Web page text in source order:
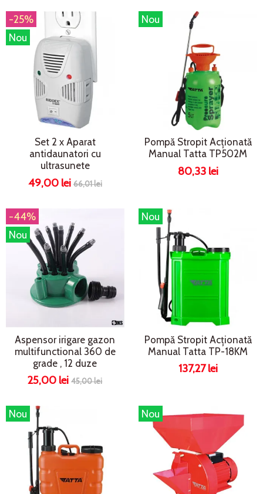
-25%
Nou
Set 2 x Aparat
antidaunatori cu
ultrasunete
49,00 lei 66,01 lei
Nou
Pompă Stropit Acționată
Manual Tatta TP502M
80,33 lei
-44%
Nou
Aspensor irigare gazon
multifunctional 360 de
grade , 12 duze
25,00 lei45,00 lei
Nou
Pompă Stropit Acționată
Manual Tatta TP-18KM
137,27 lei
Nou Nou